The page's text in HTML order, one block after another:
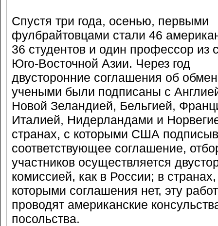
Спустя три года, осенью, первыми
фулбрайтовцами стали 46
36 студентов и один профессор из
Юго-Восточной Азии. Через год
двусторонние соглашения об
учеными были подписаны с
Новой Зеландией, Бельгией,
Италией, Нидерландами и
странах, с которыми США
соответствующее соглашение,
участников осуществляется
комиссией, как в России; в
которыми соглашения нет, эту
проводят американские
посольства.